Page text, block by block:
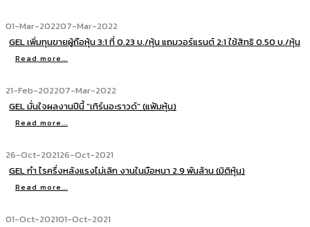
01-Mar-202207-Mar-2022
GEL เพิ่มทุนขายผู้ถือหุ้น 3:1 ที่ 0.23 บ./หุ้น แถมวอร์แรนต์ 2:1 ใช้สิทธิ 0.50 บ./หุ้น
Read more...
21-Feb-202207-Mar-2022
GEL มั่นใจผลงานปีนี้ “เทิร์นอะราวด์” (แฟ้มหุ้น)
Read more...
26-Oct-202126-Oct-2021
GEL กำ ไรครึ่งหลังแรงไม่เลิก งานในมือหนา 2.9 พันล้าน (มิติหุ้น)
Read more...
01-Oct-202101-Oct-2021